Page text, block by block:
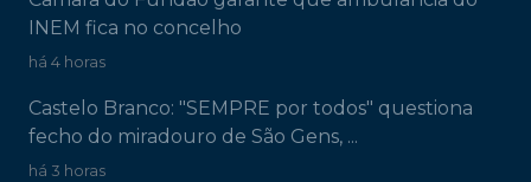
INEM fica no concelho
há 4 horas
Castelo Branco: "SEMPRE por todos" questiona
fecho do miradouro de São Gens, ...
há 3 horas